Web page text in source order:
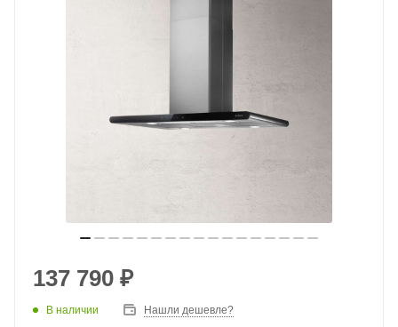
137 790 ₽
В наличии Нашли дешевле?